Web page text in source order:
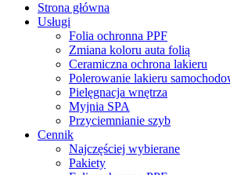
Strona główna
Usługi
Folia ochronna PPF
Zmiana koloru auta folią
Ceramiczna ochrona lakieru
Polerowanie lakieru
Pielęgnacja wnętrza
Myjnia SPA
Przyciemnianie szyb
Cennik
Najczęściej wybierane
Pakiety